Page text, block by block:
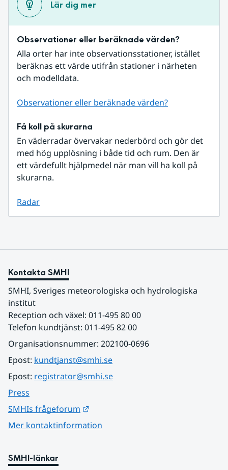
Lär dig mer
Observationer eller beräknade värden?
Alla orter har inte observationsstationer, istället
beräknas ett värde utifrån stationer i närheten
och modelldata.
Observationer eller beräknade värden?
Få koll på skurarna
En väderradar övervakar nederbörd och gör det
med hög upplösning i både tid och rum. Den är
ett värdefullt hjälpmedel när man vill ha koll på
skurarna.
Radar
Kontakta SMHI
SMHI, Sveriges meteorologiska och hydrologiska
institut
Reception och växel: 011-495 80 00
Telefon kundtjänst: 011-495 82 00
Organisationsnummer: 202100-0696
Epost: kundtjanst@smhi.se
Epost: registrator@smhi.se
Press
SMHIs frågeforum
Mer kontaktinformation
SMHI-länkar